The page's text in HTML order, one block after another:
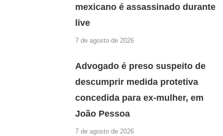
mexicano é assassinado durante
live
7 de agosto de 2026
Advogado é preso suspeito de
descumprir medida protetiva
concedida para ex-mulher, em
João Pessoa
7 de agosto de 2026